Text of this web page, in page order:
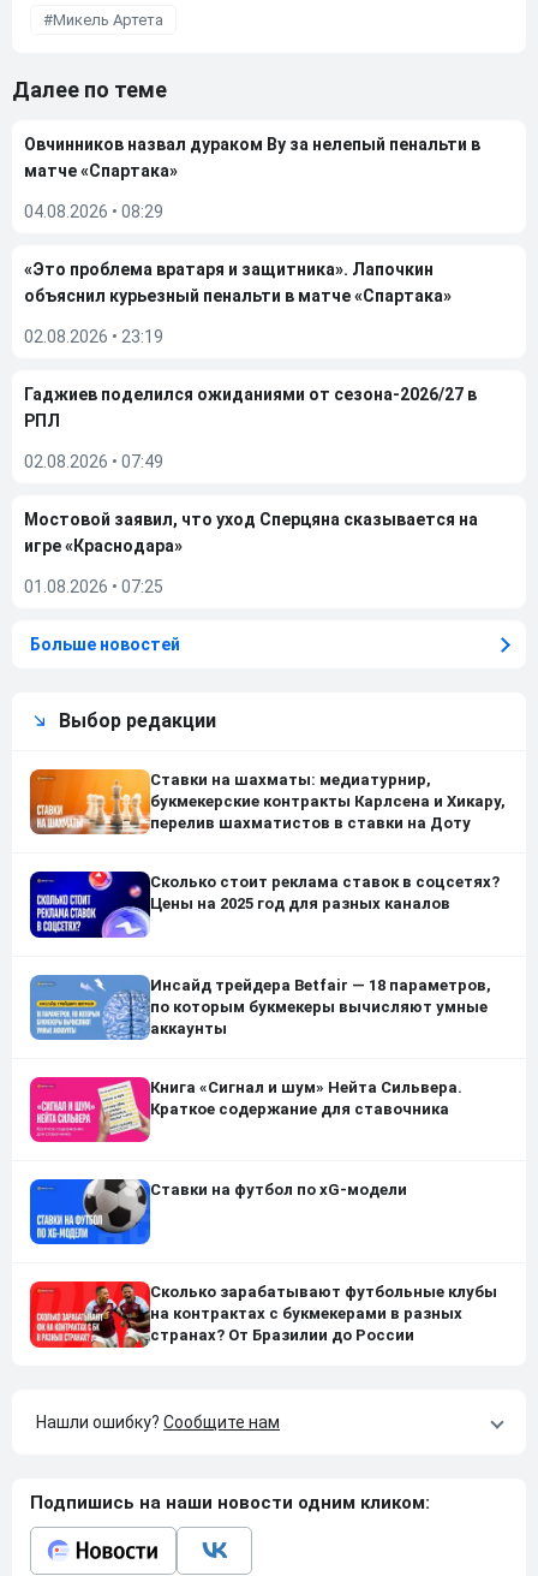
Микель Артета
Далее по теме
Овчинников назвал дураком Ву за нелепый пенальти в
матче «Спартака»
04.08.2026 • 08:29
«Это проблема вратаря и защитника». Лапочкин
объяснил курьезный пенальти в матче «Спартака»
02.08.2026 • 23:19
Гаджиев поделился ожиданиями от сезона-2026/27 в
РПЛ
02.08.2026 • 07:49
Мостовой заявил, что уход Сперцяна сказывается на
игре «Краснодара»
01.08.2026 • 07:25
Больше новостей
Выбор редакции
Ставки на шахматы: медиатурнир,
букмекерские контракты Карлсена и Хикару,
перелив шахматистов в ставки на Доту
Сколько стоит реклама ставок в соцсетях?
Цены на 2025 год для разных каналов
Инсайд трейдера Betfair — 18 параметров,
по которым букмекеры вычисляют умные
аккаунты
Книга «Сигнал и шум» Нейта Сильвера.
Краткое содержание для ставочника
Ставки на футбол по xG-модели
Сколько зарабатывают футбольные клубы
на контрактах с букмекерами в разных
странах? От Бразилии до России
Нашли ошибку? Сообщите нам
Подпишись на наши новости одним кликом: